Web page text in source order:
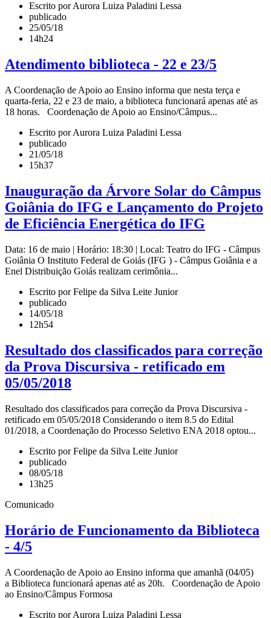
Escrito por Aurora Luiza Paladini Lessa
publicado
25/05/18
14h24
Atendimento biblioteca - 22 e 23/5
A Coordenação de Apoio ao Ensino informa que nesta terça e
quarta-feria, 22 e 23 de maio, a biblioteca funcionará apenas até as
18 horas. Coordenação de Apoio ao Ensino/Câmpus...
Escrito por Aurora Luiza Paladini Lessa
publicado
21/05/18
15h37
Inauguração da Árvore Solar do Câmpus
Goiânia do IFG e Lançamento do Projeto
de Eficiência Energética do IFG
Data: 16 de maio | Horário: 18:30 | Local: Teatro do IFG - Câmpus
Goiânia O Instituto Federal de Goiás (IFG ) - Câmpus Goiânia e a
Enel Distribuição Goiás realizam cerimônia...
Escrito por Felipe da Silva Leite Junior
publicado
14/05/18
12h54
Resultado dos classificados para correção
da Prova Discursiva - retificado em
05/05/2018
Resultado dos classificados para correção da Prova Discursiva -
retificado em 05/05/2018 Considerando o item 8.5 do Edital
01/2018, a Coordenação do Processo Seletivo ENA 2018 optou...
Escrito por Felipe da Silva Leite Junior
publicado
08/05/18
13h25
Comunicado
Horário de Funcionamento da Biblioteca
- 4/5
A Coordenação de Apoio ao Ensino informa que amanhã (04/05)
a Biblioteca funcionará apenas até as 20h. Coordenação de Apoio
ao Ensino/Câmpus Formosa
Escrito por Aurora Luiza Paladini Lessa